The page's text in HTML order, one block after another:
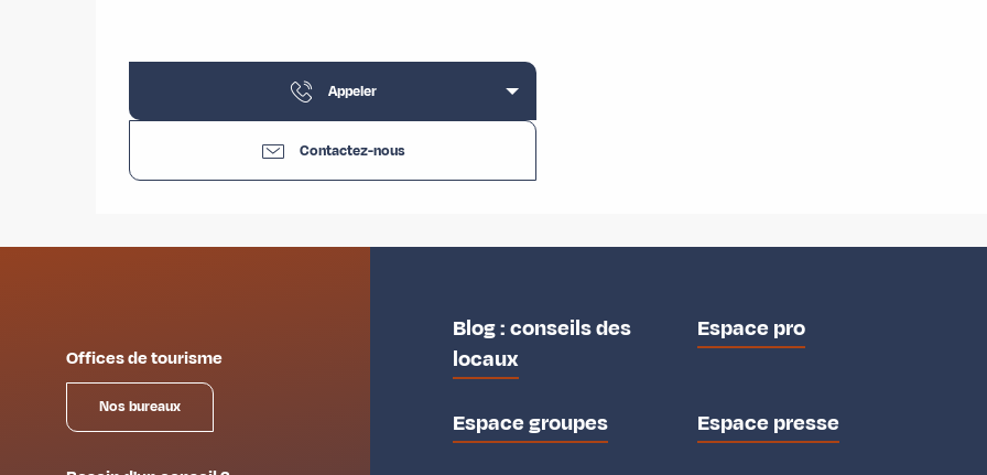
Appeler
Contactez-nous
Offices de tourisme
Nos bureaux
Blog : conseils des
locaux
Espace pro
Espace groupes Espace presse